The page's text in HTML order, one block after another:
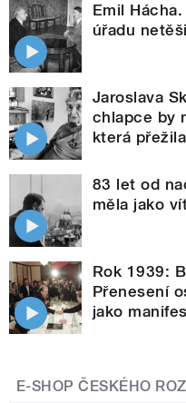
Emil
úřadu
Jaroslava
chlapce by
která
83 let od
měla jako
Rok 1939:
Přenesení
jako
E-SHOP ČESKÉHO